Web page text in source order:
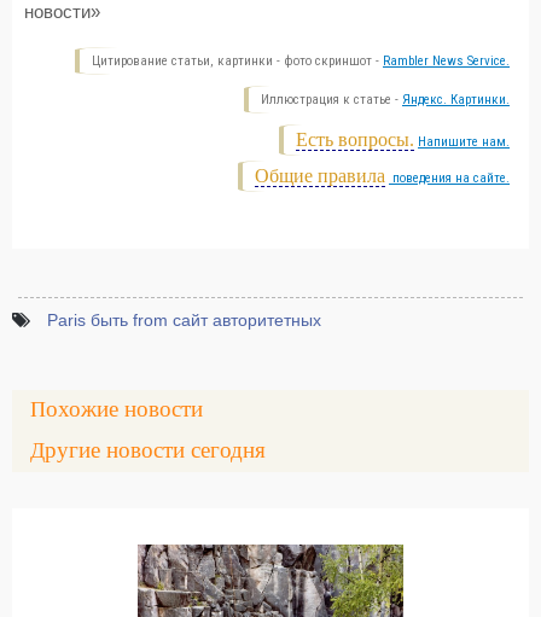
новости»
Цитирование статьи, картинки - фото скриншот - Rambler News Service.
Иллюстрация к статье - Яндекс. Картинки.
Есть вопросы. Напишите нам.
Общие правила поведения на сайте.
Paris быть from сайт авторитетных
Похожие новости
Другие новости сегодня